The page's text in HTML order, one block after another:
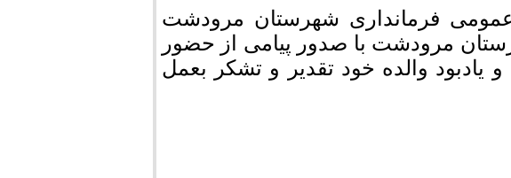
فرمانداری شهرستان مرودشت
مرودشت با صدور پیامی از حضور
والده خود تقدیر و تشکر بعمل